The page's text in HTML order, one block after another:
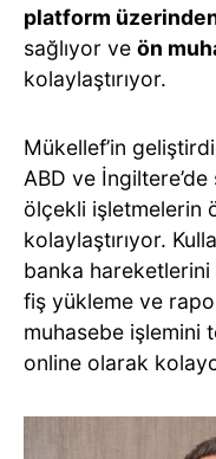
platform
sağlıyor ve ön
kolaylaştırıyor.
Mükellef’in
ABD ve
ölçekli işletmelerin
kolaylaştırıyor.
banka
fiş yükleme ve
muhasebe işlemini
online olarak